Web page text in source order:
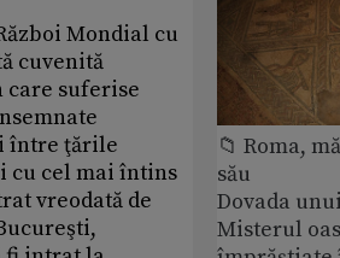
Mondial cu
cuvenită
suferise
între ţările
cu cel mai întins
vreodată de
📁 Roma,
său
Dovada
Misterul